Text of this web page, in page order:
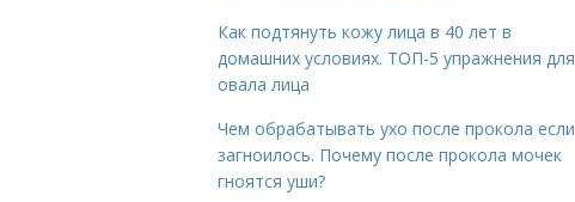
Как подтянуть кожу лица в 40 лет в
домашних условиях. ТОП-5 упражнения для
овала лица
Чем обрабатывать ухо после прокола если
загноилось. Почему после прокола мочек
гноятся уши?